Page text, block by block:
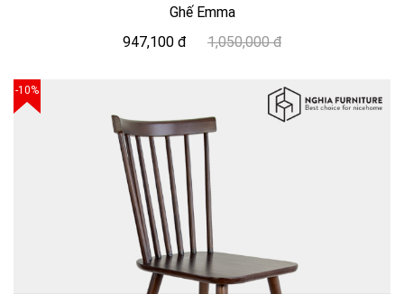
Ghế Emma
947,100 đ
1,050,000 đ
-10%